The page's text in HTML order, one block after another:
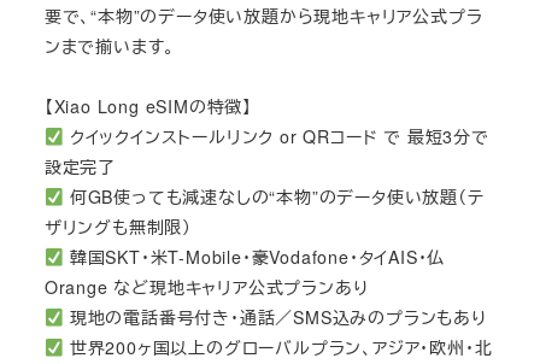
要で、“本物”のデータ使い放題から現地キャリア公式プラ
ンまで揃います。
【Xiao Long eSIMの特徴】
クイックインストールリンク or QRコード で 最短3分で
設定完了
何GB使っても減速なしの“本物”のデータ使い放題（テ
ザリングも無制限）
韓国SKT・米T-Mobile・豪Vodafone・タイAIS・仏
Orange など現地キャリア公式プランあり
現地の電話番号付き・通話／SMS込みのプランもあり
世界200ヶ国以上のグローバルプラン、アジア・欧州・北